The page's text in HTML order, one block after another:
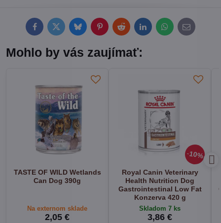
FacebookTwitterBlueskyPinterestRedditLinkedInWhatsApp
E-
mail
Mohlo by vás zaujímať:
TASTE OF WILD Wetlands
Can Dog 390g
Na externom sklade
2,05 €
10%
Royal Canin Veterinary
Health Nutrition Dog
Gastrointestinal Low Fat
Konzerva 420 g
Skladom 7 ks
3,86 €